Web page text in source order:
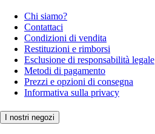
Chi siamo?
Contattaci
Condizioni di vendita
Restituzioni e rimborsi
Esclusione di responsabilità legale
Metodi di pagamento
Prezzi e opzioni di consegna
Informativa sulla privacy
I nostri negozi